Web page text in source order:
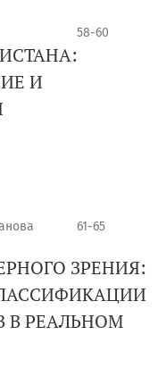
58-60
И
61-65
ЗРЕНИЯ:
В РЕАЛЬНОМ